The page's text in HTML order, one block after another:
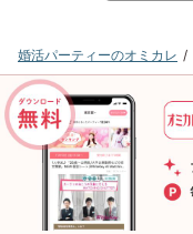
婚活パーティーのオミカレ